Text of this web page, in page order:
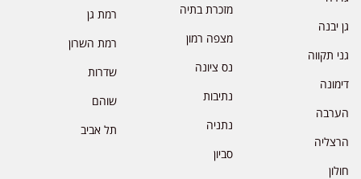
גן יבנה
גני תקווה
דימונה
הערבה
הרצליה
חולון
מזכרת בתיה
מצפה רמון
נס ציונה
נתיבות
נתניה
סביון
רמת גן
רמת השרון
שדרות
שוהם
תל אביב